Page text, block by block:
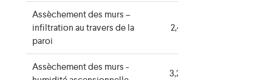
Assèchement des murs –
infiltration au travers de la
paroi
2,40 €/m²
Assèchement des murs -
3,20 €/mc